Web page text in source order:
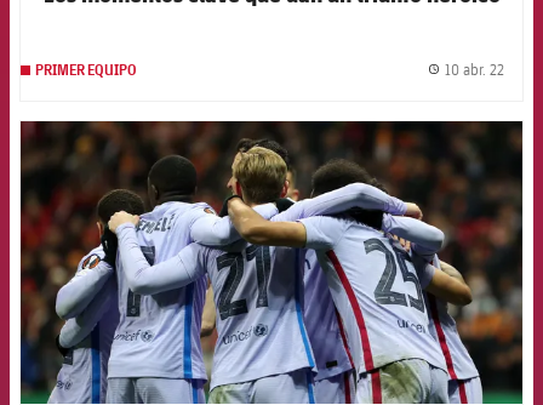
PRIMER EQUIPO 10 abr. 22
FCB Barcelona badge